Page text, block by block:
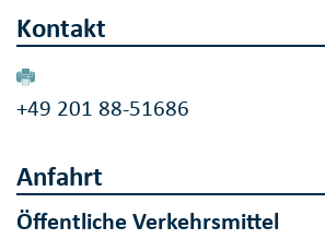
Kontakt
+49 201 88-51686
Anfahrt
Öffentliche Verkehrsmittel